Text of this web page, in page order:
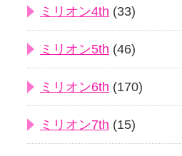
ミリオン4th (33)
ミリオン5th (46)
ミリオン6th (170)
ミリオン7th (15)